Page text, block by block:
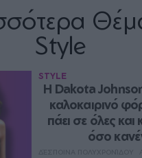
Style
STYLE
Η Dakota
καλοκαιρινό
πάει σε όλες και
όσο